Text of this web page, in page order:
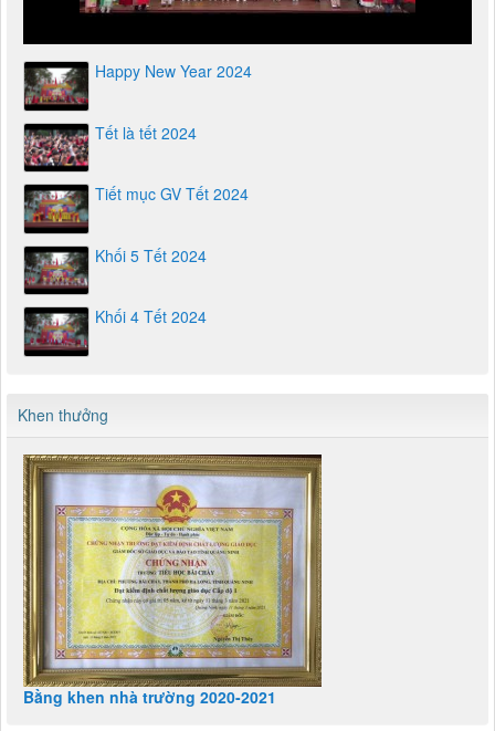
Happy New Year 2024
Tết là tết 2024
Tiết mục GV Tết 2024
Khối 5 Tết 2024
Khối 4 Tết 2024
Khen thưởng
Bằng khen nhà trường 2020-2021